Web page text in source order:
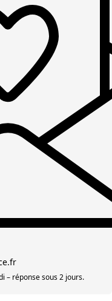
– réponse sous 2 jours.